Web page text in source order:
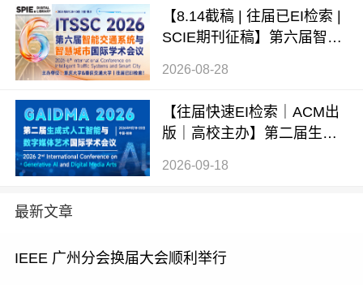
【8.14截稿 | 往届已EI检索 |
SCIE期刊征稿】第六届智能
2026-08-28
【往届快速EI检索｜ACM出
版｜高校主办】第二届生成
2026-09-18
最新文章
IEEE 广州分会换届大会顺利举行